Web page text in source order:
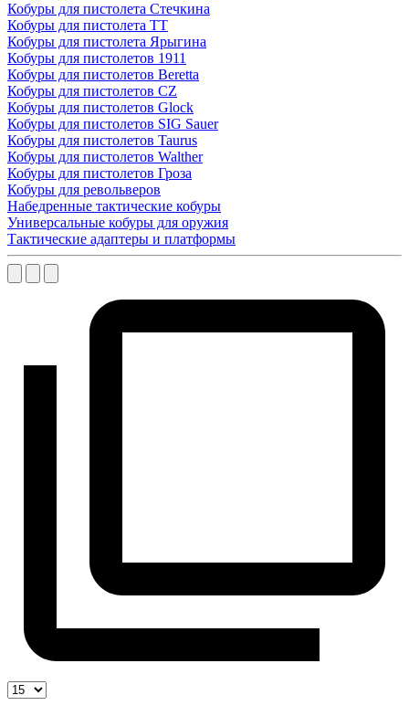
Кобуры для пистолета Стечкина
Кобуры для пистолета ТТ
Кобуры для пистолета Ярыгина
Кобуры для пистолетов 1911
Кобуры для пистолетов Beretta
Кобуры для пистолетов CZ
Кобуры для пистолетов Glock
Кобуры для пистолетов SIG Sauer
Кобуры для пистолетов Taurus
Кобуры для пистолетов Walther
Кобуры для пистолетов Гроза
Кобуры для револьверов
Набедренные тактические кобуры
Универсальные кобуры для оружия
Тактические адаптеры и платформы